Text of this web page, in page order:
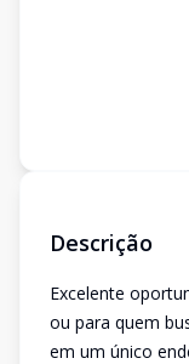
Descrição
Excelente
ou para quem
em um único